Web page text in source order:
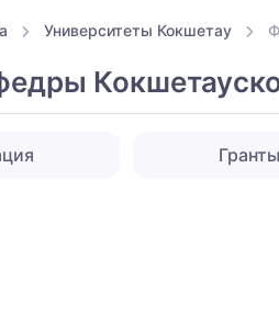
Университеты Кокшетау
Гранты